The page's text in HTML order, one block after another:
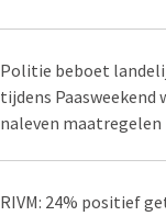
Politie beboet
tijdens Paasweekend
naleven maatregelen
RIVM: 24% positief